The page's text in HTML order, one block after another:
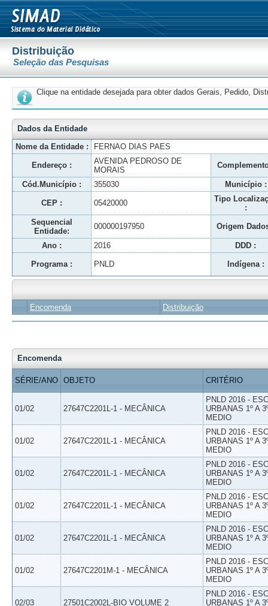
Distribuição
Seleção das Pesquisas
Clique na entidade desejada para obter dados Gerais, Pedido,
Dados da Entidade
Nome da Entidade :
FERNAO DIAS PAES
Endereço :
AVENIDA PEDROSO DE
MORAIS
Cód.Município : 355030 Município :
CEP : 05420000
Tipo
:
Sequencial
Entidade:
000000197950 Origem
Ano : 2016 DDD :
Programa : PNLD Indígena :
Encomenda Distribuição
Encomenda
SÉRIE/ANO OBJETO CRITÉRIO
01/02 27647C2201L-1 - MECÂNICA
PNLD 2016 -
URBANAS 1º A
MEDIO
01/02 27647C2201L-1 - MECÂNICA
PNLD 2016 -
URBANAS 1º A
MEDIO
01/02 27647C2201L-1 - MECÂNICA
PNLD 2016 -
URBANAS 1º A
MEDIO
01/02 27647C2201L-1 - MECÂNICA
PNLD 2016 -
URBANAS 1º A
MEDIO
01/02 27647C2201L-1 - MECÂNICA
PNLD 2016 -
URBANAS 1º A
MEDIO
01/02 27647C2201M-1 - MECÂNICA
PNLD 2016 -
URBANAS 1º A
MEDIO
02/03 27501C2002L-BIO VOLUME 2
PNLD 2016 -
URBANAS 1º A